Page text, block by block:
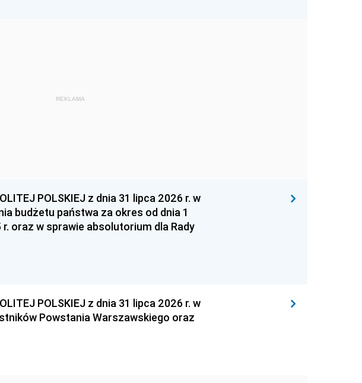
REKLAMA
POLSKIEJ z dnia 31 lipca 2026 r. w
budżetu państwa za okres od dnia 1
oraz w sprawie absolutorium dla Rady
POLSKIEJ z dnia 31 lipca 2026 r. w
Powstania Warszawskiego oraz